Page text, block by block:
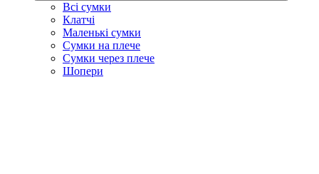
Всі сумки
Клатчі
Маленькі сумки
Сумки на плече
Сумки через плече
Шопери